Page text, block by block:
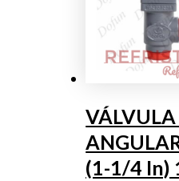
VÁLVULA
(1-1/4 In)